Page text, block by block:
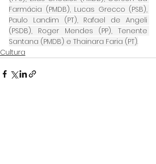
Farmácia (PMDB), Lucas Grecco (PSB),
Paulo Landim (PT), Rafael de Angeli
(PSDB), Roger Mendes (PP), Tenente
Santana (PMDB) e Thainara Faria (PT).
Cultura